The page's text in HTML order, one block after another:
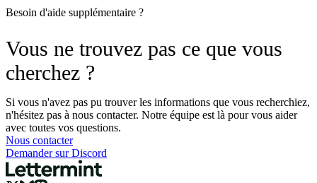
Besoin d'aide supplémentaire ?
Vous ne trouvez pas ce que vous
cherchez ?
Si vous n'avez pas pu trouver les informations que vous recherchiez,
n'hésitez pas à nous contacter. Notre équipe est là pour vous aider
avec toutes vos questions.
Nous contacter
Demander sur Discord